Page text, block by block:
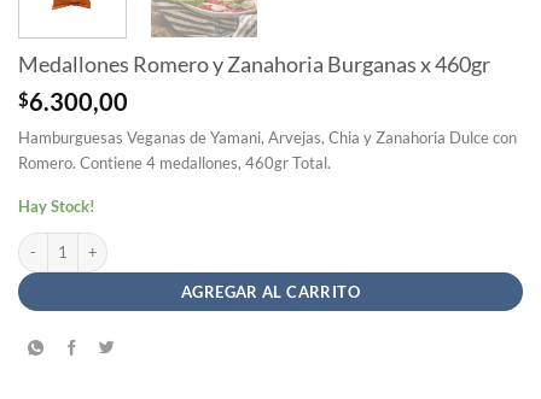
Medallones Romero y Zanahoria Burganas x 460gr
$6.300,00
Hamburguesas Veganas de Yamani, Arvejas, Chia y Zanahoria Dulce con
Romero. Contiene 4 medallones, 460gr Total.
Hay Stock!
Medallones Romero y Zanahoria Burganas x 460gr cantidad
AGREGAR AL CARRITO